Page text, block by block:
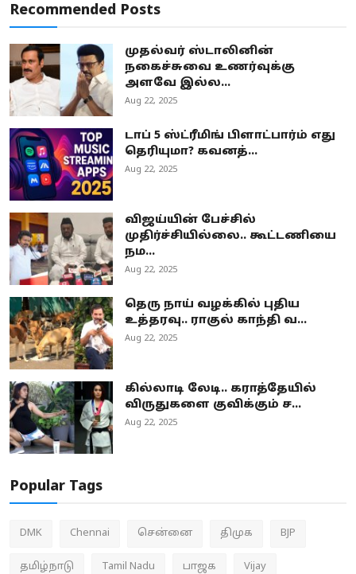
Recommended Posts
முதல்வர் ஸ்டாலினின்
நகைச்சுவை உணர்வுக்கு
அளவே இல்ல...
Aug 22, 2025
டாப் 5 ஸ்ட்ரீமிங் பிளாட்பார்ம் எது
தெரியுமா? கவனத்...
Aug 22, 2025
விஜய்யின் பேச்சில்
முதிர்ச்சியில்லை.. கூட்டணியை
நம...
Aug 22, 2025
தெரு நாய் வழக்கில் புதிய
உத்தரவு.. ராகுல் காந்தி வ...
Aug 22, 2025
கில்லாடி லேடி.. கராத்தேயில்
விருதுகளை குவிக்கும் ச...
Aug 22, 2025
Popular Tags
DMK Chennai சென்னை திமுக BJP
தமிழ்நாடு Tamil Nadu பாஜக Vijay